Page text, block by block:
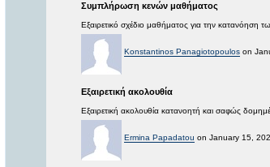
Συμπλήρωση κενών μαθήματος
Εξαιρετικό σχέδιο μαθήματος για την κατανόηση
Konstantinos Panagiotopoulos on
Εξαιρετική ακολουθία
Εξαιρετική ακολουθία κατανοητή και σαφώς
Ermina Papadatou on January 15,